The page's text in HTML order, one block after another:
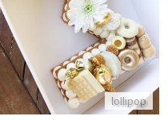
lollipop
התקשר/י